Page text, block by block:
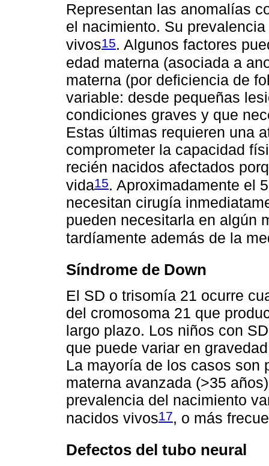
Representan las anomalías
el nacimiento. Su
vivos15. Algunos factores
edad materna (asociada a
materna (por deficiencia de
variable: desde pequeñas
condiciones graves y que
Estas últimas requieren una
comprometer la capacidad
recién nacidos afectados
vida15. Aproximadamente el
necesitan cirugía
pueden necesitarla en algún
tardíamente además de la
Síndrome de Down
El SD o trisomía 21 ocurre
del cromosoma 21 que
largo plazo. Los niños con
que puede variar en
La mayoría de los casos son
materna avanzada (>35
prevalencia del nacimiento
nacidos vivos17, o más
Defectos del tubo neural